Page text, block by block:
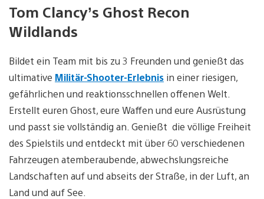
Tom Clancy’s Ghost Recon
Wildlands
Bildet ein Team mit bis zu 3 Freunden und genießt das
ultimative Militär-Shooter-Erlebnis in einer riesigen,
gefährlichen und reaktionsschnellen offenen Welt.
Erstellt euren Ghost, eure Waffen und eure Ausrüstung
und passt sie vollständig an. Genießt die völlige Freiheit
des Spielstils und entdeckt mit über 60 verschiedenen
Fahrzeugen atemberaubende, abwechslungsreiche
Landschaften auf und abseits der Straße, in der Luft, an
Land und auf See.